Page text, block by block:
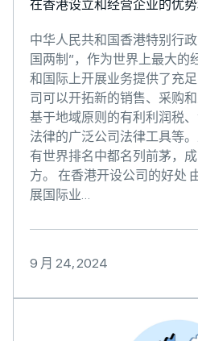
在香港设立和经营企业的优
中华人民共和国香港特别行
国两制”，作为世界上最大的
和国际上开展业务提供了充
司可以开拓新的销售、采购
基于地域原则的有利利润税
法律的广泛公司法律工具等
有世界排名中都名列前茅，
方。 在香港开设公司的好处
展国际业…
9 月 24, 2024